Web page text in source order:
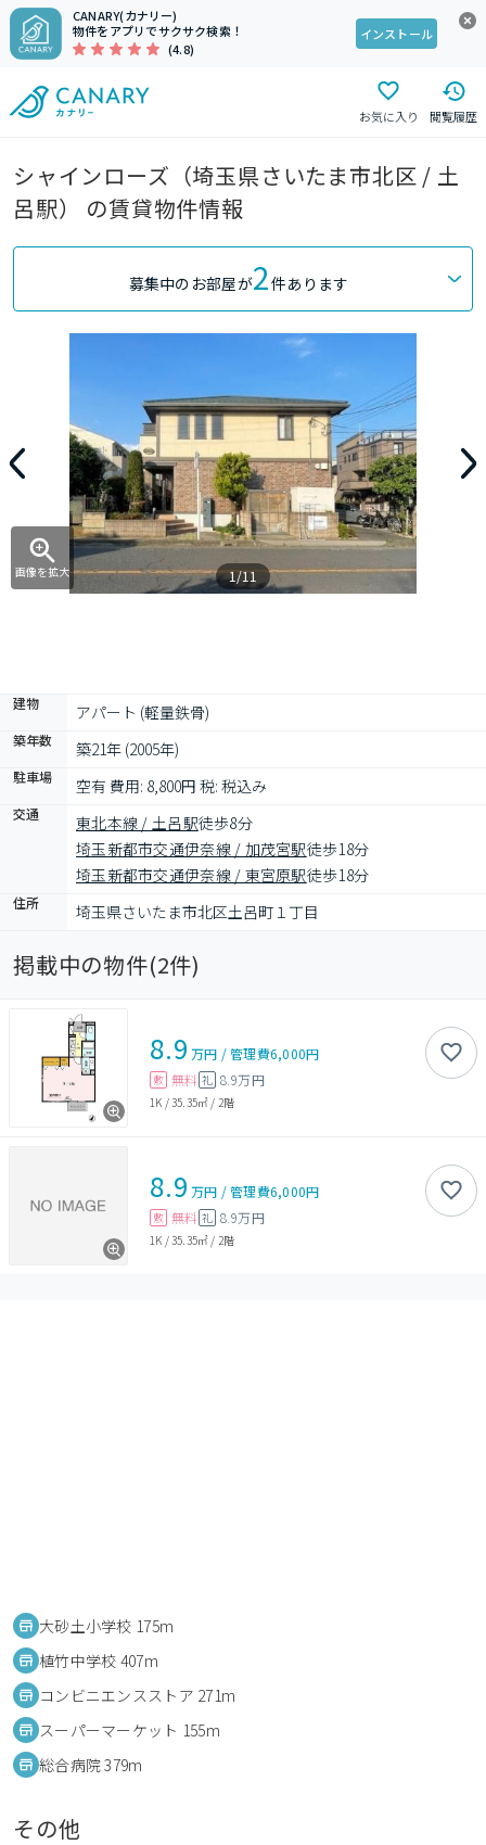
CANARY(カナリー)
物件をアプリでサクサク検索！
(4.8)
インストール
お気に入り 閲覧履歴
シャインローズ（埼玉県さいたま市北区 / 土
呂駅） の賃貸物件情報
募集中のお部屋が2件あります
画像を拡大 1/11
建物 アパート (軽量鉄骨)
築年数 築21年 (2005年)
駐車場 空有 費用: 8,800円 税: 税込み
交通 東北本線 / 土呂駅徒歩8分
埼玉新都市交通伊奈線 / 加茂宮駅徒歩18分
埼玉新都市交通伊奈線 / 東宮原駅徒歩18分
住所 埼玉県さいたま市北区土呂町１丁目
掲載中の物件(2件)
8.9 万円 /管理費6,000円
敷 無料 礼 8.9万円
1K /35.35㎡ / 2階
8.9 万円 /管理費6,000円
敷 無料 礼 8.9万円
1K /35.35㎡ / 2階
大砂土小学校 175m
植竹中学校 407m
コンビニエンスストア 271m
スーパーマーケット 155m
総合病院 379m
その他